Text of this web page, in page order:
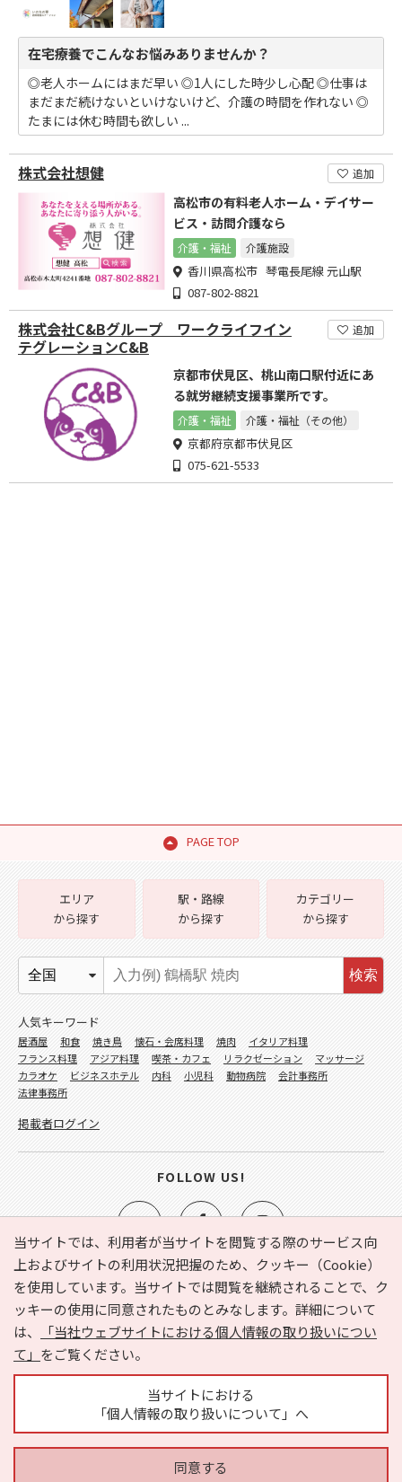
在宅療養でこんなお悩みありませんか？
◎老人ホームにはまだ早い ◎1人にした時少し心配 ◎仕事は
まだまだ続けないといけないけど、介護の時間を作れない ◎
たまには休む時間も欲しい ...
株式会社想健 追加
高松市の有料老人ホーム・デイサー
ビス・訪問介護なら
介護・福祉 介護施設
香川県高松市 琴電長尾線 元山駅
087-802-8821
株式会社C&Bグループ ワークライフイン
テグレーションC&B
追加
京都市伏見区、桃山南口駅付近にあ
る就労継続支援事業所です。
介護・福祉 介護・福祉（その他）
京都府京都市伏見区
075-621-5533
PAGE TOP
当サイトでは、利用者が当サイトを閲覧する際のサービス向
上およびサイトの利用状況把握のため、クッキー（Cookie）
を使用しています。当サイトでは閲覧を継続されることで、ク
ッキーの使用に同意されたものとみなします。詳細について
は、
「当社ウェブサイトにおける個人情報の取り扱いについ
て」 をご覧ください。
当サイトにおける
「個人情報の取り扱いについて」へ
同意する
e-NAVITA（イーナビタ）とは？ お気に入り
ヘルプ
利用規約
個人情報の取り扱いについて
運営会社
サイトマップ
広告掲載に関するお問い合わせ
エリア
から探す
駅・路線
から探す
カテゴリー
から探す
検索
人気キーワード
居酒屋 和食 焼き鳥 懐石・会席料理 焼肉
イタリア料理
フランス料理
アジア料理 喫茶・カフェ リラクゼーション
マッサージ
カラオケ
ビジネスホテル 内科 小児科 動物病院
会計事務所
法律事務所
掲載者ログイン
FOLLOW US!